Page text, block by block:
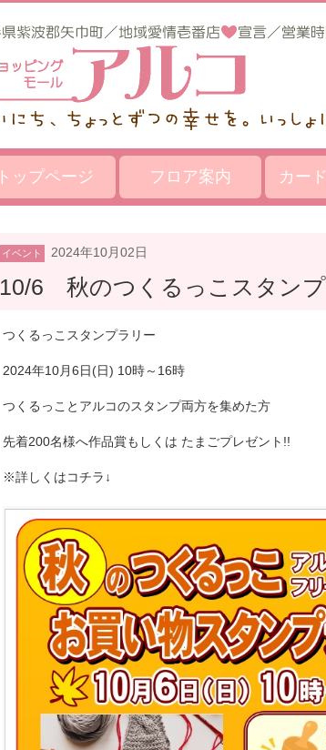
トップページ フロア案内 カー
イベント 2024年10月02日
10/6 秋のつくるっこスタン
つくるっこスタンプラリー
2024年10月6日(日) 10時～16時
つくるっことアルコのスタンプ両方を集めた方
先着200名様へ作品賞もしくは たまごプレゼント!!
※詳しくはコチラ↓